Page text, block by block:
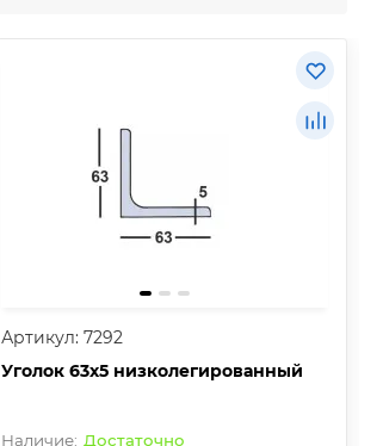
Артикул: 7292
Уголок 63х5 низколегированный
Достаточно